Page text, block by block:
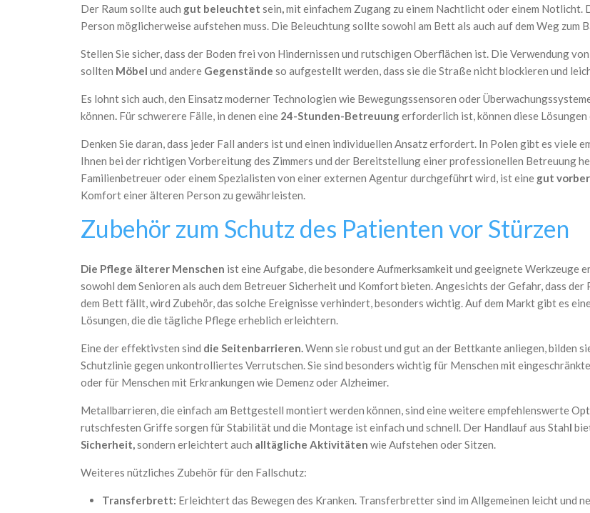
Der Raum sollte auch gut beleuchtetsein,mit einfachem Zugang zu einem Nachtlicht oder einem
Person möglicherweise aufstehen muss. Die Beleuchtung sollte sowohl am Bett als auch auf dem Weg zum
Stellen Sie sicher, dass der Boden frei von Hindernissen und rutschigen Oberflächen ist. Die Verwendung
sollten Möbelund andere Gegenstände so aufgestellt werden, dass sie die Straße nicht blockieren und
Es lohnt sich auch, den Einsatz moderner Technologien wie Bewegungssensoren oder
können. Für schwerere Fälle, in denen eine 24-Stunden-Betreuungerforderlich ist, können diese
Denken Sie daran, dass jeder Fall anders ist und einen individuellen Ansatz erfordert. In Polen gibt es viele
Ihnen bei der richtigen Vorbereitung des Zimmers und der Bereitstellung einer professionellen Betreuung
Familienbetreuer oder einem Spezialisten von einer externen Agentur durchgeführt wird, ist eine gut
Komfort einer älteren Person zu gewährleisten.
Zubehör zum Schutz des Patienten vor Stürzen
Die Pflege älterer Menschen ist eine Aufgabe, die besondere Aufmerksamkeit und geeignete Werkzeuge
sowohl dem Senioren als auch dem Betreuer Sicherheit und Komfort bieten. Angesichts der Gefahr, dass der
dem Bett fällt, wird Zubehör, das solche Ereignisse verhindert, besonders wichtig. Auf dem Markt gibt es
Lösungen, die die tägliche Pflege erheblich erleichtern.
Eine der effektivsten sind die Seitenbarrieren.Wenn sie robust und gut an der Bettkante anliegen, bilden
Schutzlinie gegen unkontrolliertes Verrutschen. Sie sind besonders wichtig für Menschen mit
oder für Menschen mit Erkrankungen wie Demenz oder Alzheimer.
Metallbarrieren, die einfach am Bettgestell montiert werden können, sind eine weitere empfehlenswerte
rutschfesten Griffe sorgen für Stabilität und die Montage ist einfach und schnell. Der Handlauf aus Stahl
Sicherheit,sondern erleichtert auch alltägliche Aktivitäten wie Aufstehen oder Sitzen.
Weiteres nützliches Zubehör für den Fallschutz:
Transferbrett: Erleichtert das Bewegen des Kranken. Transferbretter sind im Allgemeinen leicht und